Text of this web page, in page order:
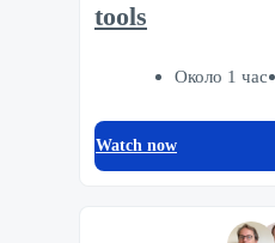
tools
Около 1 час
Watch now